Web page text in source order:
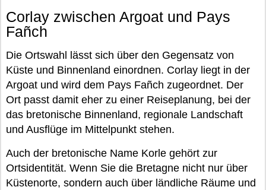
Corlay zwischen Argoat und Pays
Fañch
Die Ortswahl lässt sich über den Gegensatz von
Küste und Binnenland einordnen. Corlay liegt in der
Argoat und wird dem Pays Fañch zugeordnet. Der
Ort passt damit eher zu einer Reiseplanung, bei der
das bretonische Binnenland, regionale Landschaft
und Ausflüge im Mittelpunkt stehen.
Auch der bretonische Name Korle gehört zur
Ortsidentität. Wenn Sie die Bretagne nicht nur über
Küstenorte, sondern auch über ländliche Räume und